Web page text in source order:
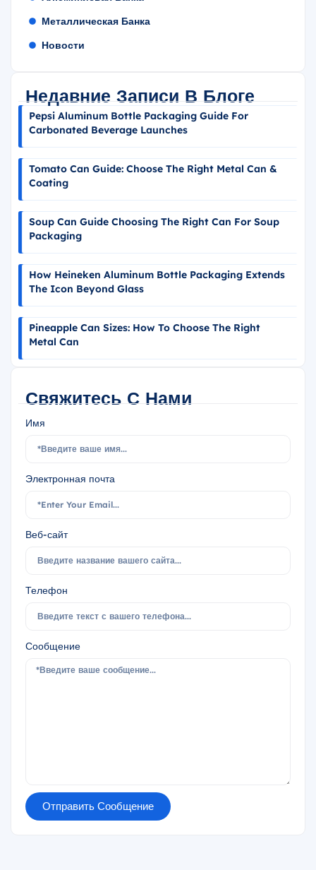
Металлическая Банка
Новости
Недавние Записи В Блоге
Pepsi Aluminum Bottle Packaging Guide For
Carbonated Beverage Launches
Tomato Can Guide: Choose The Right Metal Can &
Coating
Soup Can Guide Choosing The Right Can For Soup
Packaging
How Heineken Aluminum Bottle Packaging Extends
The Icon Beyond Glass
Pineapple Can Sizes: How To Choose The Right
Metal Can
Свяжитесь С Нами
Имя
Электронная почта
Веб-сайт
Телефон
Сообщение
Отправить Сообщение